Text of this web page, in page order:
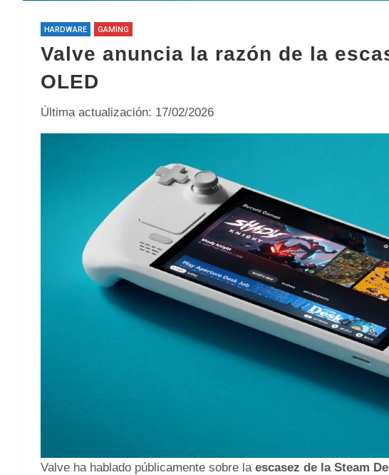
HARDWARE GAMING
Valve anuncia la razón de la
OLED
Última actualización: 17/02/2026
Valve ha hablado públicamente sobre la escasez de la Steam